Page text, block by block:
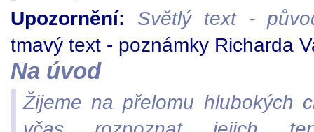
Upozornění: Světlý text -
tmavý text - poznámky Richarda
Na úvod
Žijeme na přelomu hlubokých